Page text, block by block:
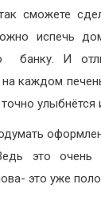
сможете
испечь
банку. И
каждом
улыбнётся
это очень
это уже